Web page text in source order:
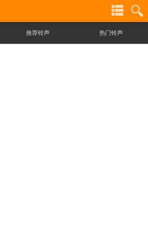
推荐铃声 热门铃声